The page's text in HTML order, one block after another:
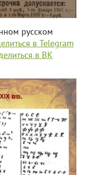
русском
в Telegram
в ВК